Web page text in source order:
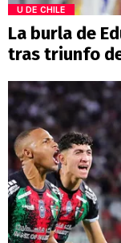
U DE CHILE
La burla de
tras triunfo